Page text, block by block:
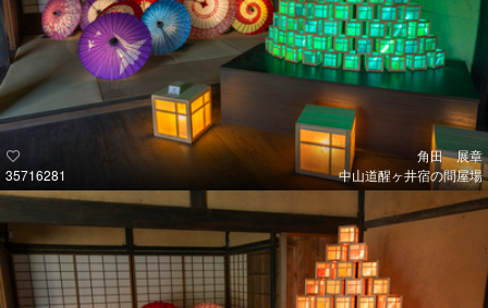
35716281
角田 展章
中山道醒ヶ井宿の問屋場